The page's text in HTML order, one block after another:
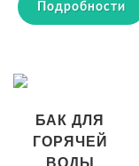
Подробности
БАК ДЛЯ
ГОРЯЧЕЙ
ВОДЫ